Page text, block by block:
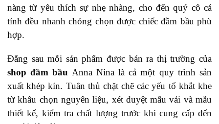
nàng từ yêu thích sự nhẹ nhàng, cho đến quý cô cá
tính đều nhanh chóng chọn được chiếc đầm bầu phù
hợp.
Đằng sau mỗi sản phẩm được bán ra thị trường của
shop đầm bầu Anna Nina là cả một quy trình sản
xuất khép kín. Tuân thủ chặt chẽ các yếu tố khắt khe
từ khâu chọn nguyên liệu, xét duyệt mẫu vải và mẫu
thiết kế, kiểm tra chất lượng trước khi cung cấp đến